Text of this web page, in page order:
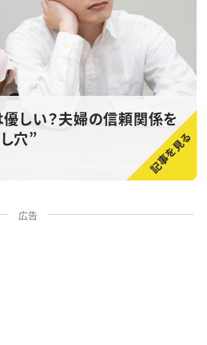
優しい？夫婦の信頼関係を
穴”
広告